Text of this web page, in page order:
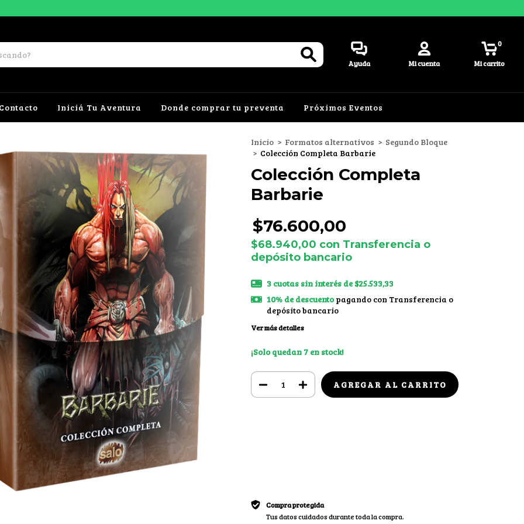
Ayuda Mi cuenta Mi carrito
0
Iniciá Tu Aventura Donde comprar tu preventa Próximos Eventos
Inicio > Formatos alternativos > Segundo Bloque
> Colección Completa Barbarie
Colección Completa
Barbarie
$76.600,00
$68.940,00 con Transferencia o
depósito bancario
3 cuotas sin interés de$25.533,33
10% de descuentopagando con Transferencia o
depósito bancario
Ver más detalles
¡Solo quedan 7 en stock!
Compra protegida
Tus datos cuidados durante toda la compra.